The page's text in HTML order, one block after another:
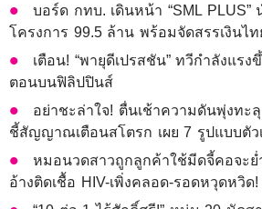
บอร์ด กทบ. เดินหน้า “SML PLUS”
โครงการ 99.5 ล้าน พร้อมจัดสรรเงินไ
เตือน! “พายุดีเปรสชัน” ทวีกำลังแร
ตอนบนฟิลิปปินส์
อย่าชะล่าใจ! ตื่นเช้าความดันพุ่งทะลุ
ชี้สัญญาณเตือนสโตรก เผย 7 รูปแบบตัว
หมอนวดสาวถูกลูกค้าใช้มีดจี้คอจะย่
อ้างติดเชื้อ HIV-เพิ่งคลอด-รอดหวุดหวิด!